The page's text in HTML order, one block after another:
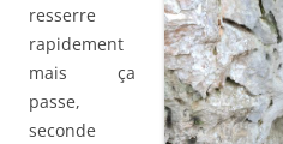
resserre
rapidement
mais ça
passe,
seconde